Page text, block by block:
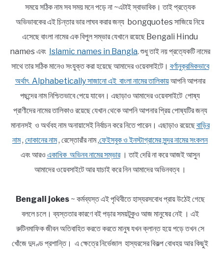
সময়ে সঠিক নাম সব সময় মনে পড়ে না ~এটাই স্বাভাবিক। তাই প্রত্যেক
অভিভাবকের এই চিন্তার ভার লাঘব করার জন্য bongquotes সাজিয়ে নিয়ে
এসেছে বাংলা নামের এক বিপুল সম্ভার যেখানে রয়েছে Bengali Hindu
names এবং Islamic names in Bangla. শুধু তাই নয় প্রত্যেকটি নামের
সাথে তার সঠিক মানেও সংযুক্ত করা হয়েছে আমাদের ওয়েবসাইটে। বর্ণানুক্রমিকভাবে
অর্থাৎ Alphabetically সাজানো এই বাংলা নামের তালিকায়আপনি আপনার
পছন্দের নাম নিশ্চিতভাবে পেয়ে যাবেন। এছাড়াও আমাদের ওয়েবসাইটে পোষ্য
প্রাণীদের নামের তালিকাও রয়েছে যেখান থেকে আপনি আপনার প্রিয় পোষ্যটির জন্য
মানানসই ও অর্থবহ নাম অনায়াসেই নির্বাচন করে নিতে পারেন। এছাড়াও রয়েছেবাড়ির
নাম, দোকানের নাম, রেস্তোরাঁর নাম ,ফেইসবুক ও ইনস্টাগ্রামের সুন্দর নামের সংকলন
এবং আরও একাধিক অভিনব নামের সম্ভার। তাই দেরি না করে আজই আসুন
আমাদের ওয়েবসাইটে আর যাচাই করে নিন আমাদের অভিনবত্ব ।
Bengali jokes~ কর্মব্যস্ত এই পৃথিবীতে হাস্যরসবোধ প্রায় উঠেই গেছে
বললে চলে। ব্যস্ততার কারণে বই পড়ার সময়টুকুও আজ মানুষের নেই । এই
রুটিনমাফিক জীবন অতিবাহিত করতে করতে মানুষ যখন ক্লান্ত হয়ে পড়ে তখন সে
খোঁজে দুদণ্ড প্রশান্তি। এ ক্ষেত্রে নির্ভেজাল হাস্যরসের বিকল্প বোধহয় আর কিছুই